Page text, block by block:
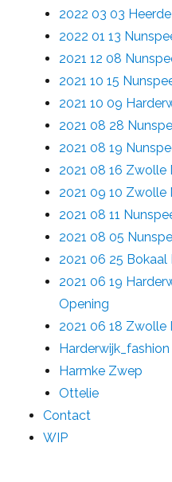
2022 03 03
2022 01 13
2021 12 08
2021 10 15
2021 10 09
2021 08 28
2021 08 19
2021 08 16 Zwolle
2021 09 10 Zwolle
2021 08 11
2021 08 05
2021 06 25
2021 06 19
Opening
2021 06 18 Zwolle
Harderwijk_fashion
Harmke Zwep
Ottelie
Contact
WIP